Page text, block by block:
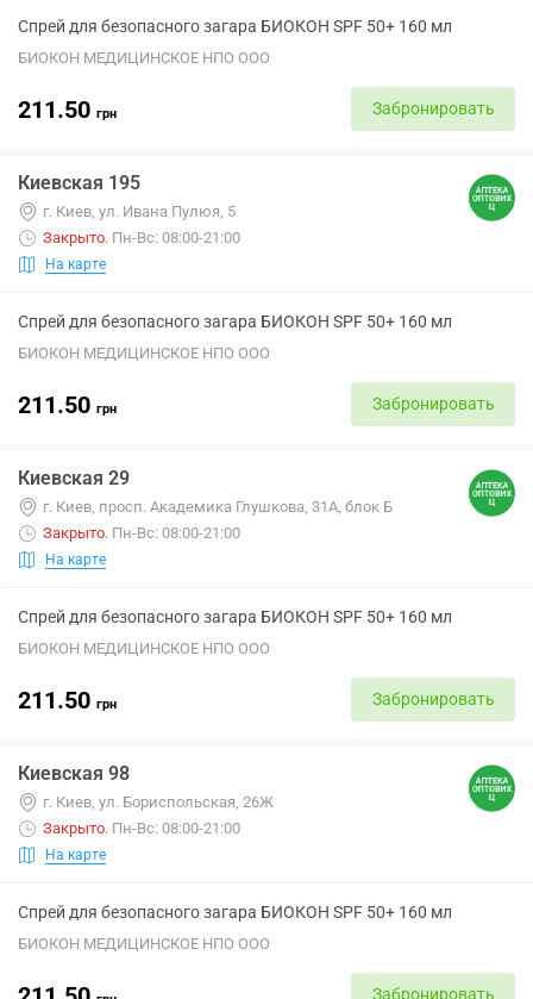
Спрей для безопасного загара БИОКОН SPF 50+ 160 мл
БИОКОН МЕДИЦИНСКОЕ НПО ООО
211.50 грн Забронировать
Киевская 195
г. Киев, ул. Ивана Пулюя, 5
Закрыто. Пн-Вс: 08:00-21:00
На карте
Спрей для безопасного загара БИОКОН SPF 50+ 160 мл
БИОКОН МЕДИЦИНСКОЕ НПО ООО
211.50 грн Забронировать
Киевская 29
г. Киев, просп. Академика Глушкова, 31А, блок Б
Закрыто. Пн-Вс: 08:00-21:00
На карте
Спрей для безопасного загара БИОКОН SPF 50+ 160 мл
БИОКОН МЕДИЦИНСКОЕ НПО ООО
211.50 грн Забронировать
Киевская 98
г. Киев, ул. Бориспольская, 26Ж
Закрыто. Пн-Вс: 08:00-21:00
На карте
Спрей для безопасного загара БИОКОН SPF 50+ 160 мл
БИОКОН МЕДИЦИНСКОЕ НПО ООО
Забронировать